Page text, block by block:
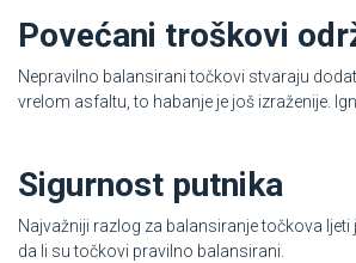
Povećani troškovi
Nepravilno balansirani točkovi stvaraju
vrelom asfaltu, to habanje je još izraženije.
Sigurnost putnika
Najvažniji razlog za balansiranje točkova
da li su točkovi pravilno balansirani.